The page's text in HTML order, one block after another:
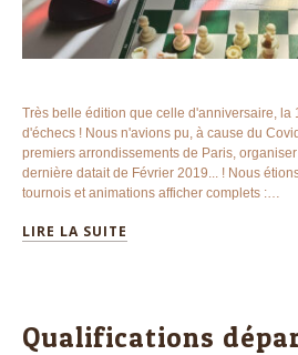
Très belle édition que celle d'anniversaire, la
d'échecs ! Nous n'avions pu, à cause du
premiers arrondissements de Paris,
dernière datait de Février 2019... ! Nous
tournois et animations afficher complets :…
LIRE LA SUITE
Qualifications